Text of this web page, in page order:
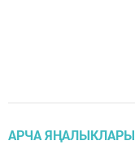
АРЧА ЯҢАЛЫКЛАРЫ